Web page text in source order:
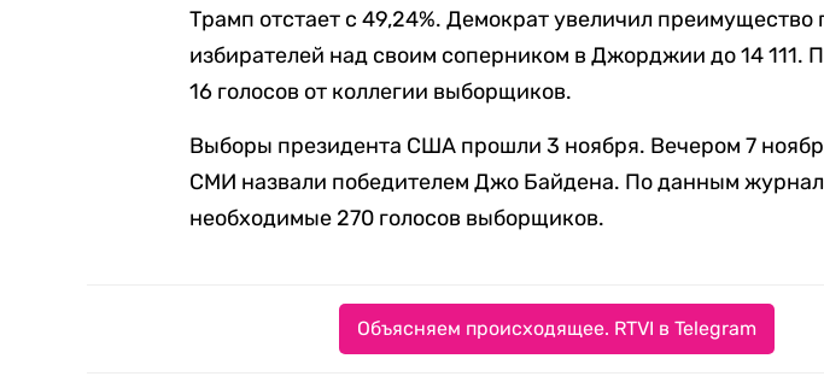
Трамп отстает с 49,24%. Демократ увеличил преимущество
избирателей над своим соперником в Джорджии до 14 111.
16 голосов от коллегии выборщиков.
Выборы президента США прошли 3 ноября. Вечером 7
СМИ назвали победителем Джо Байдена. По данным
необходимые 270 голосов выборщиков.
Объясняем происходящее. RTVI в Telegram